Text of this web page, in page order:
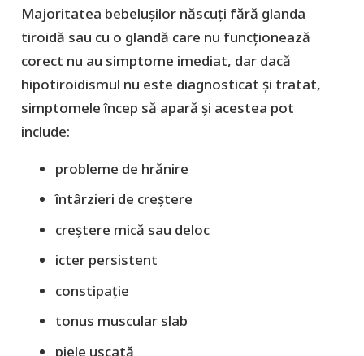
Majoritatea bebelușilor născuți fără glanda
tiroidă sau cu o glandă care nu funcționează
corect nu au simptome imediat, dar dacă
hipotiroidismul nu este diagnosticat și tratat,
simptomele încep să apară și acestea pot
include:
probleme de hrănire
întârzieri de creștere
creștere mică sau deloc
icter persistent
constipație
tonus muscular slab
piele uscată